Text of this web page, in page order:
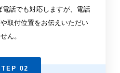
話でも対応しますが、電話
取付位置をお伝えいただい
ん。
02